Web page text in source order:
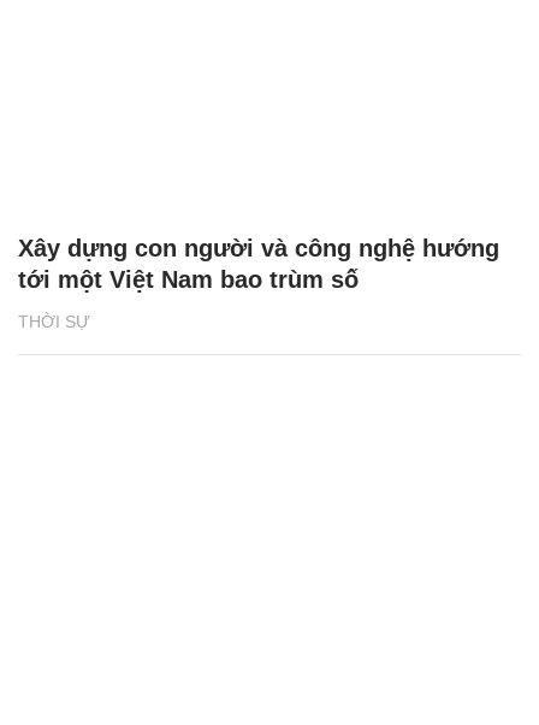
THỜI SỰ
Xây dựng con người và công nghệ hướng
tới một Việt Nam bao trùm số